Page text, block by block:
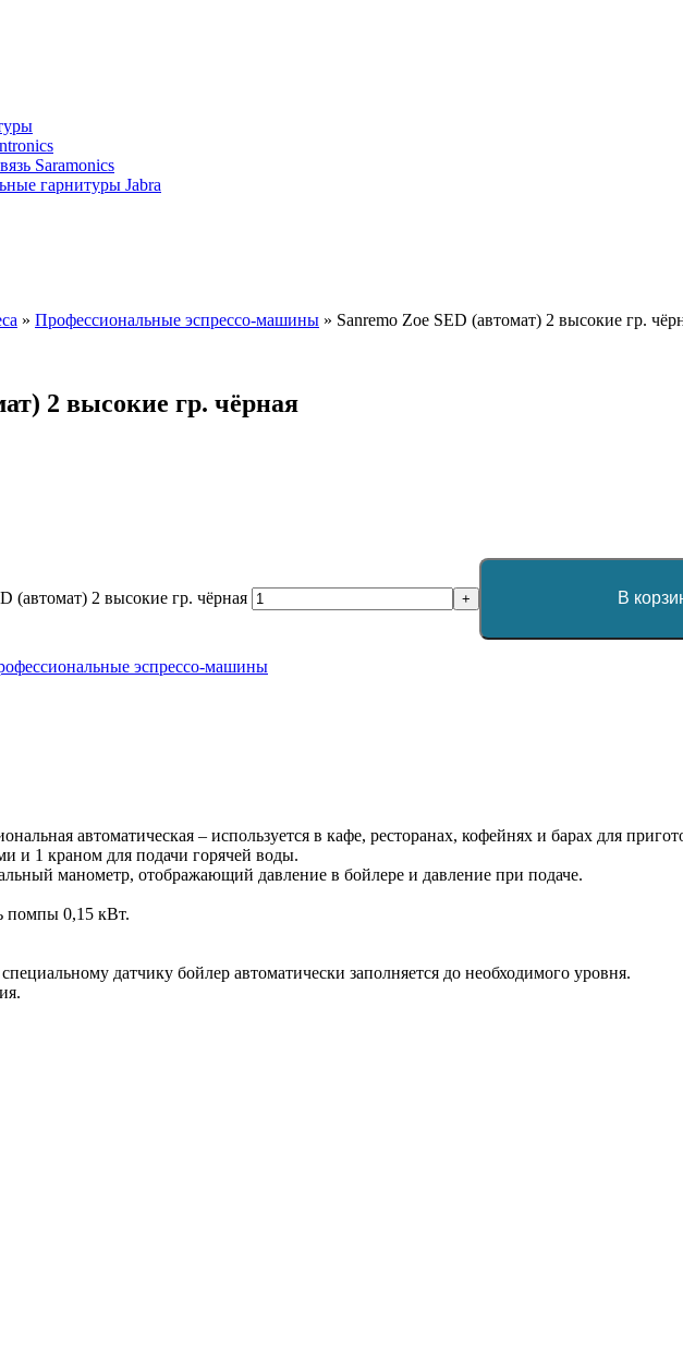
Saramonics
гарнитуры Jabra
» Профессиональные эспрессо-машины » Sanremo Zoe SED (автомат) 2 высокие гр.
2 высокие гр. чёрная
(автомат) 2 высокие гр. чёрная + В
эспрессо-машины
автоматическая – используется в кафе, ресторанах, кофейнях и барах для
и 1 краном для подачи горячей воды.
манометр, отображающий давление в бойлере и давление при подаче.
помпы 0,15 кВт.
датчику бойлер автоматически заполняется до необходимого уровня.